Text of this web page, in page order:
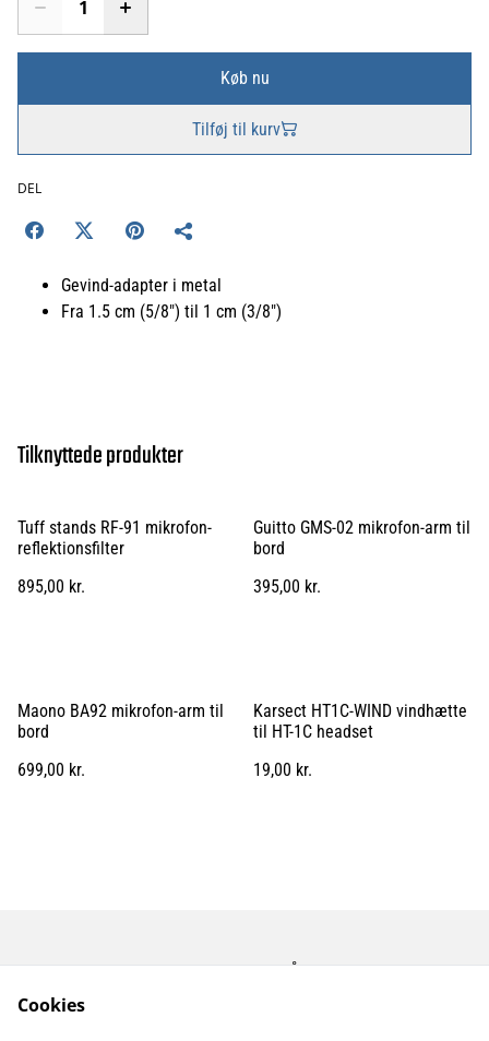
Køb nu
Tilføj til kurv
DEL
Gevind-adapter i metal
Fra 1.5 cm (5/8") til 1 cm (3/8")
Tilknyttede produkter
Tuff stands RF-91 mikrofon-
reflektionsfilter
895,00 kr.
Guitto GMS-02 mikrofon-arm til
bord
395,00 kr.
Maono BA92 mikrofon-arm til
bord
699,00 kr.
Karsect HT1C-WIND vindhætte
til HT-1C headset
19,00 kr.
Kontakt os
Åbningstider
Cookies